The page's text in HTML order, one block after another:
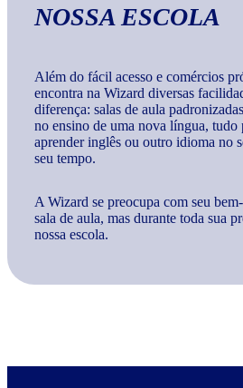
NOSSA ESCOLA
Além do fácil acesso e comércios
encontra na Wizard diversas
diferença: salas de aula
no ensino de uma nova língua, tudo
aprender inglês ou outro idioma no
seu tempo.
A Wizard se preocupa com seu
sala de aula, mas durante toda sua
nossa escola.